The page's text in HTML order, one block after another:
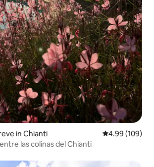
in Chianti Calificación
4.99 (109)
las colinas del Chianti